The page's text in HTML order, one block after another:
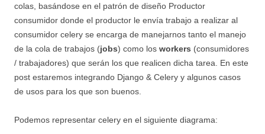
colas, basándose en el patrón de diseño Productor
consumidor donde el productor le envía trabajo a realizar al
consumidor celery se encarga de manejarnos tanto el manejo
de la cola de trabajos (jobs) como los workers (consumidores
/ trabajadores) que serán los que realicen dicha tarea. En este
post estaremos integrando Django & Celery y algunos casos
de usos para los que son buenos.
Podemos representar celery en el siguiente diagrama: